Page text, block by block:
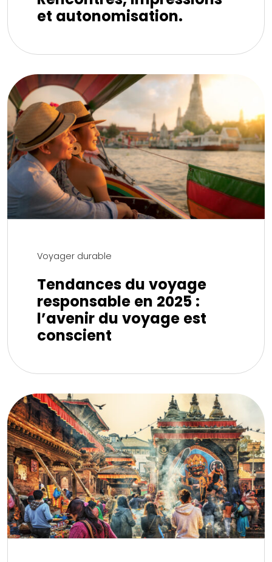
et autonomisation.
Voyager durable
Tendances du voyage
responsable en 2025 :
l’avenir du voyage est
conscient